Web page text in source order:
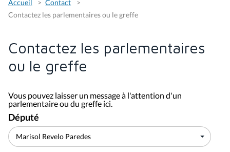
Accueil
Contact
Contactez les parlementaires ou le greffe
Contactez les parlementaires
ou le greffe
Vous pouvez laisser un message à l'attention d'un
parlementaire ou du greffe ici.
Député